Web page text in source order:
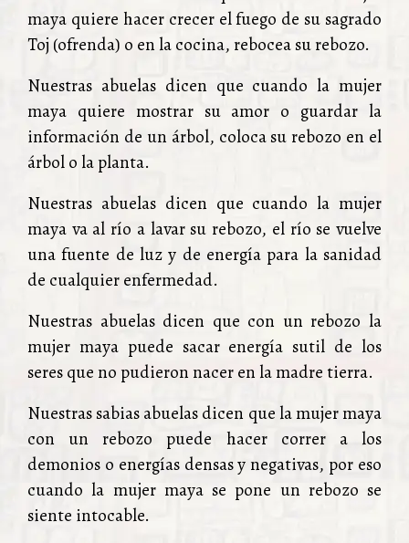
maya quiere hacer crecer el fuego de su sagrado
Toj (ofrenda) o en la cocina, rebocea su rebozo.
Nuestras abuelas dicen que cuando la mujer
maya quiere mostrar su amor o guardar la
información de un árbol, coloca su rebozo en el
árbol o la planta.
Nuestras abuelas dicen que cuando la mujer
maya va al río a lavar su rebozo, el río se vuelve
una fuente de luz y de energía para la sanidad
de cualquier enfermedad.
Nuestras abuelas dicen que con un rebozo la
mujer maya puede sacar energía sutil de los
seres que no pudieron nacer en la madre tierra.
Nuestras sabias abuelas dicen que la mujer maya
con un rebozo puede hacer correr a los
demonios o energías densas y negativas, por eso
cuando la mujer maya se pone un rebozo se
siente intocable.